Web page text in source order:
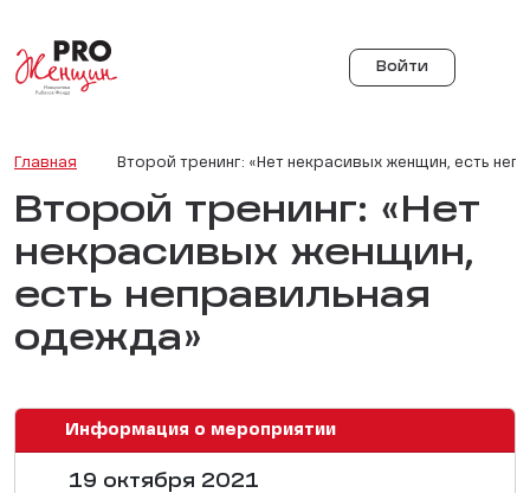
Войти
Главная Второй тренинг: «Нет некрасивых женщин, есть
Второй тренинг: «Нет
некрасивых женщин,
есть неправильная
одежда»
Информация о мероприятии
19 октября 2021